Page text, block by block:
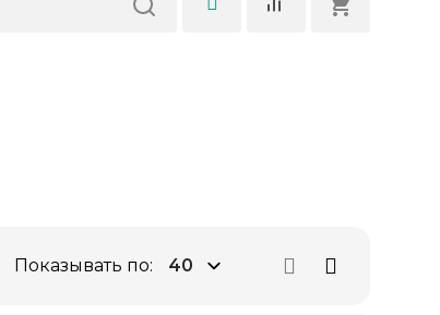
Показывать по: